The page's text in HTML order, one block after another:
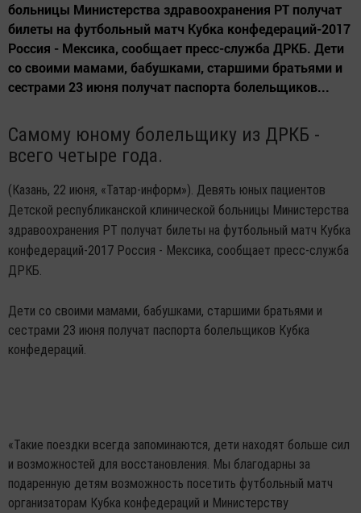
больницы Министерства здравоохранения РТ получат
билеты на футбольный матч Кубка конфедераций-2017
Россия - Мексика, сообщает пресс-служба ДРКБ. Дети
со своими мамами, бабушками, старшими братьями и
сестрами 23 июня получат паспорта болельщиков...
Самому юному болельщику из ДРКБ -
всего четыре года.
(Казань, 22 июня, «Татар-информ»). Девять юных пациентов
Детской республиканской клинической больницы Министерства
здравоохранения РТ получат билеты на футбольный матч Кубка
конфедераций-2017 Россия - Мексика, сообщает пресс-служба
ДРКБ.
Дети со своими мамами, бабушками, старшими братьями и
сестрами 23 июня получат паспорта болельщиков Кубка
конфедераций.
«Такие поездки всегда запоминаются, дети находят больше сил
и возможностей для восстановления. Мы благодарны за
подаренную детям возможность посетить футбольный матч
организаторам Кубка конфедераций и Министерству